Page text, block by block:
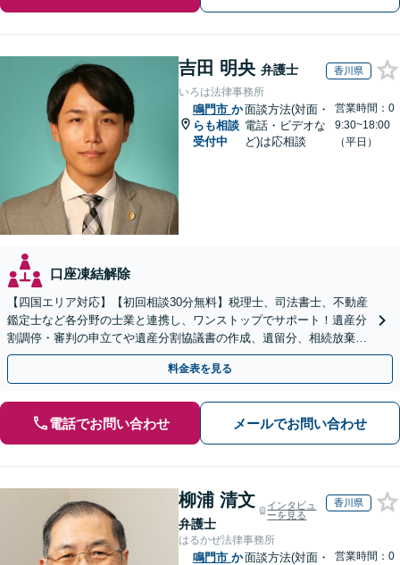
吉田 明央 弁護士 香川県
いろは法律事務所
鳴門市 か
らも相談
受付中
面談方法(対面・
電話・ビデオな
ど)は応相談
営業時間：0
9:30~18:00
（平日）
口座凍結解除
【四国エリア対応】【初回相談30分無料】税理士、司法書士、不動産
鑑定士など各分野の士業と連携し、ワンストップでサポート！遺産分
割調停・審判の申立てや遺産分割協議書の作成、遺留分、相続放棄、
遺言書など幅広いご相談に対応【オンライン面談OK】
料金表を見る
電話でお問い合わせ メールでお問い合わせ
柳浦 清文
弁護士
インタビュ
ーを見る
香川県
はるかぜ法律事務所
鳴門市 か面談方法(対面・
営業時間：0